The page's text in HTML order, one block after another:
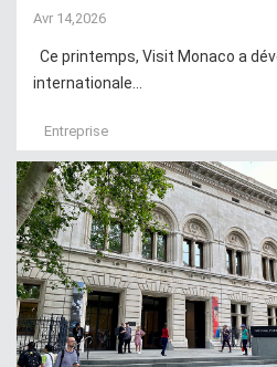
Avr 14,2026
Ce printemps, Visit Monaco a
internationale...
Entreprise